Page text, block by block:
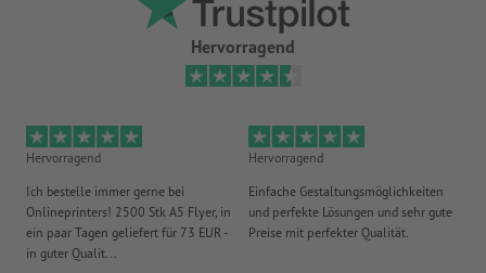
Hervorragend
Hervorragend
Ich bestelle immer gerne bei
Onlineprinters! 2500 Stk A5 Flyer, in
ein paar Tagen geliefert für 73 EUR -
in guter Qualit...
Hervorragend
Einfache Gestaltungsmöglichkeiten
und perfekte Lösungen und sehr gute
Preise mit perfekter Qualität.